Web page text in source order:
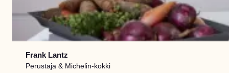
Frank Lantz
Perustaja & Michelin-kokki